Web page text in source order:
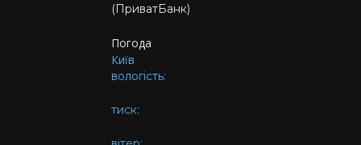
(ПриватБанк)
Погода
Київ
вологість:
тиск: